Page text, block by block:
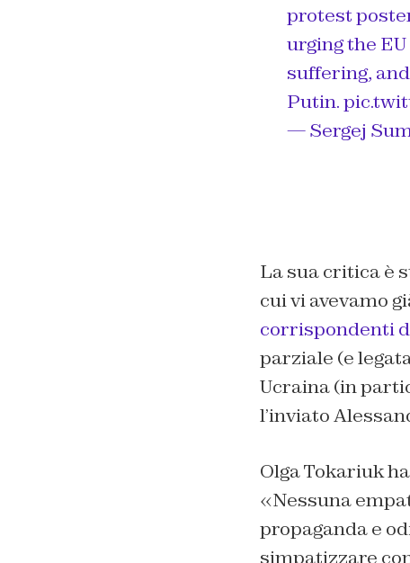
protest
urging the
suffering,
Putin.
— Sergej
La sua critica è
cui vi avevamo
corrispondenti
parziale (e
Ucraina (in
l’inviato
Olga Tokariuk
«Nessuna
propaganda e
simpatizzare